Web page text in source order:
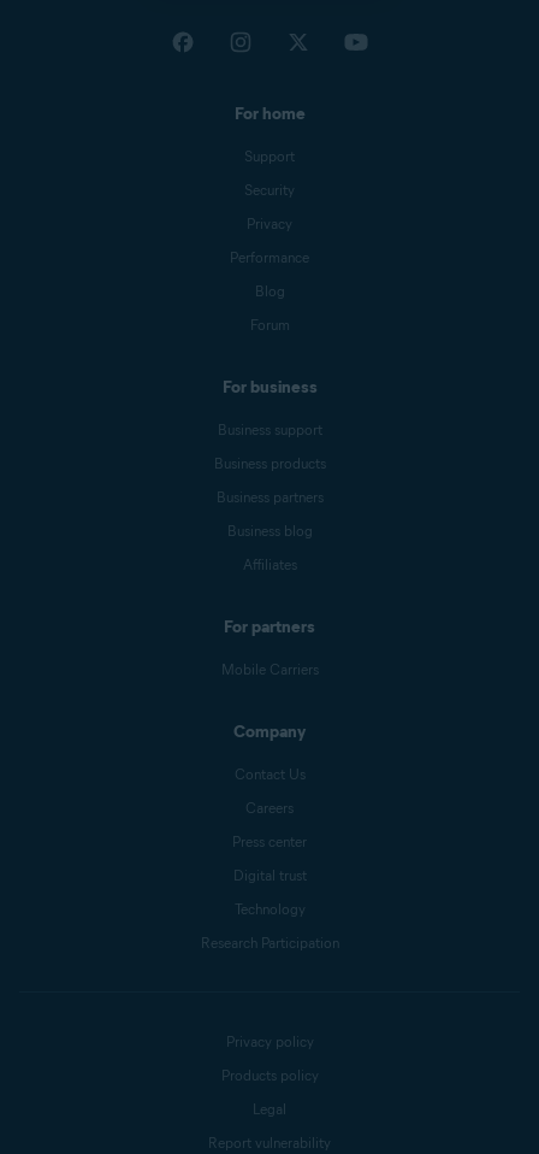
For home
Support
Security
Privacy
Performance
Blog
Forum
For business
Business support
Business products
Business partners
Business blog
Affiliates
For partners
Mobile Carriers
Company
Contact Us
Careers
Press center
Digital trust
Technology
Research Participation
Privacy policy
Products policy
Legal
Report vulnerability